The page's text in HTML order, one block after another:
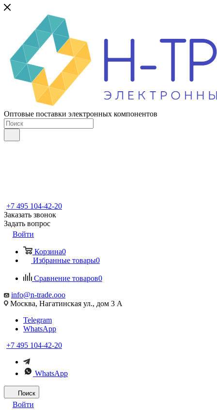
Оптовые поставки электронных компонентов
+7 495 104-42-20
Заказать звонок
Задать вопрос
Войти
Корзина0
Избранные товары0
Сравнение товаров0
info@n-trade.ooo
Москва, Нагатинская ул., дом 3 А
Telegram
WhatsApp
+7 495 104-42-20
WhatsApp
Поиск
Войти